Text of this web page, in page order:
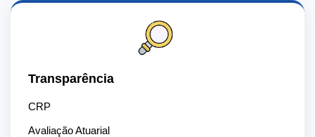
Transparência
CRP
Avaliação Atuarial